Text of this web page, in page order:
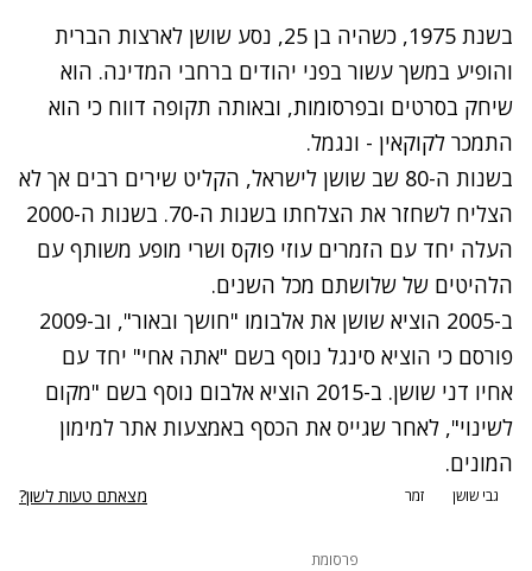
בשנת 1975, כשהיה בן 25, נסע שושן לארצות הברית
והופיע במשך עשור בפני יהודים ברחבי המדינה. הוא
שיחק בסרטים ובפרסומות, ובאותה תקופה דווח כי הוא
התמכר לקוקאין - ונגמל.
בשנות ה-80 שב שושן לישראל, הקליט שירים רבים אך לא
הצליח לשחזר את הצלחתו בשנות ה-70. בשנות ה-2000
העלה יחד עם הזמרים עוזי פוקס ושרי מופע משותף עם
הלהיטים של שלושתם מכל השנים.
ב-2005 הוציא שושן את אלבומו "חושך ובאור", וב-2009
פורסם כי הוציא סינגל נוסף בשם "אתה אחי" יחד עם
אחיו דני שושן. ב-2015 הוציא אלבום נוסף בשם "מקום
לשינוי", לאחר שגייס את הכסף באמצעות אתר למימון
המונים.
גבי שושן זמר מצאתם טעות לשון?
פרסומת